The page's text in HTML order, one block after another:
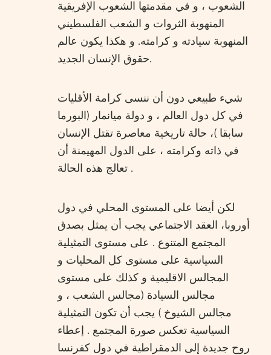
الشعوب ، و في مقدمتها الشعوب الإفريقية
المنهوبة الثروات و الشعب الفلسطيني
المنهوبة سيادته و كرامته. و هكذا يكون عالم
حقوق الإنسان الجديد.
شيء طبيعي دون أن ننسى كرامة الأقليات
في كل دول العالم ، و دولة ميانمار (البورما
سابقا )، حالة تاريخية معاصرة تقتل الإنسان
في ذاته وكرامته ، على الدول المهيمنة أن
تعالج هذه الحالة .
لكن أيضا على المستوى المحلي في دول
أوروبا، العقد الاجتماعي يجب أن يمثل بصدق
المجتمع المتنوع . على مستوى التمثيلية
السياسية على مستوى كل المحليات و
المجالس الاقليمية و كذلك على مستوى
مجالس السيادة (مجالس الشعب ، و
مجالس الشيوخ ) يجب أن تكون التمثيلية
السياسية تعكس صورة المجتمع . إعطاء
روح جديدة إلى الدمقراطية في دول كفرنسا